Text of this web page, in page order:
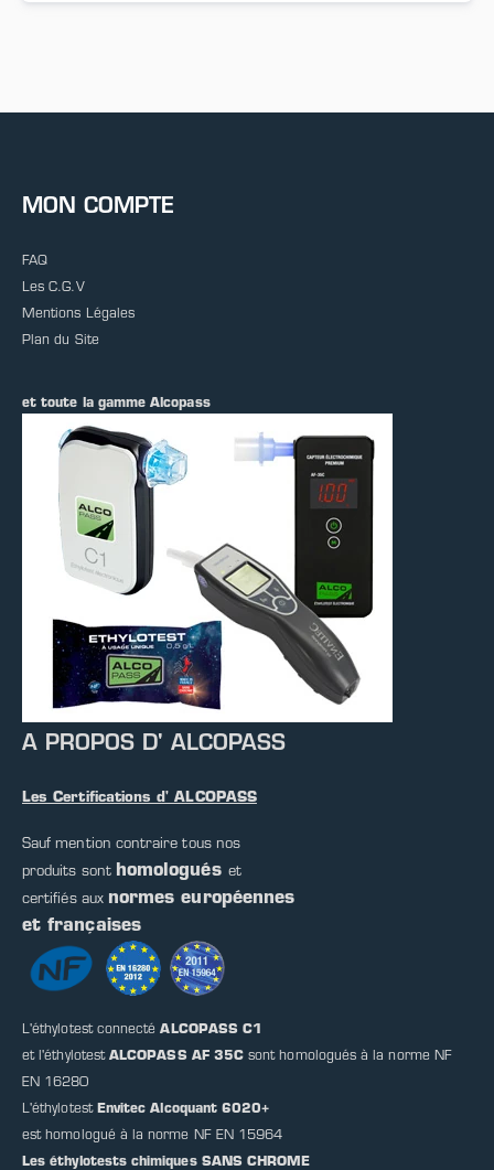
MON COMPTE
FAQ
Les C.G.V
Mentions Légales
Plan du Site
et toute la gamme Alcopass
A PROPOS D' ALCOPASS
Les Certifications d' ALCOPASS
Sauf mention contraire tous nos
produits sont homologués et
certifiés aux normes européennes
et françaises
L'éthylotest connectéALCOPASS C1
et l'éthylotestALCOPASS AF 35C sont homologués à la norme NF
EN 16280
L'éthylotest Envitec Alcoquant 6020+
est homologué à la norme NF EN 15964
Les éthylotests chimiques SANS CHROME